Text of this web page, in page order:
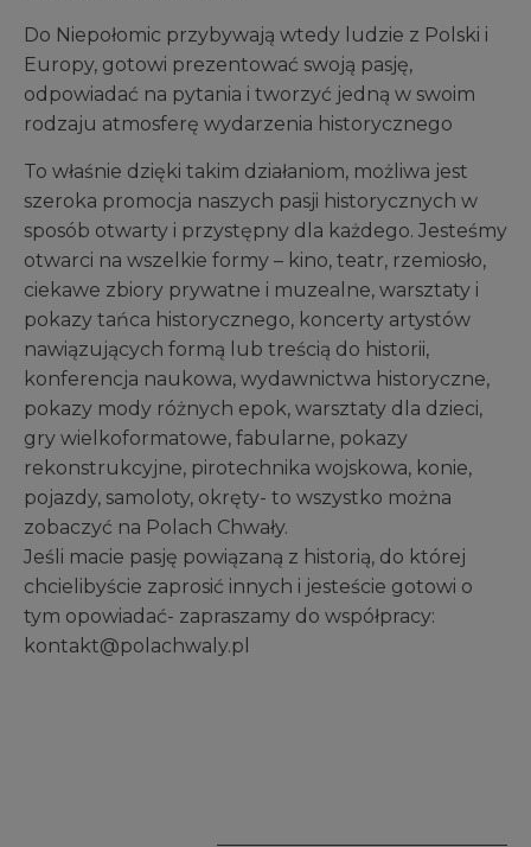
Do Niepołomic przybywają wtedy ludzie z Polski i
Europy, gotowi prezentować swoją pasję,
odpowiadać na pytania i tworzyć jedną w swoim
rodzaju atmosferę wydarzenia historycznego
To właśnie dzięki takim działaniom, możliwa jest
szeroka promocja naszych pasji historycznych w
sposób otwarty i przystępny dla każdego. Jesteśmy
otwarci na wszelkie formy – kino, teatr, rzemiosło,
ciekawe zbiory prywatne i muzealne, warsztaty i
pokazy tańca historycznego, koncerty artystów
nawiązujących formą lub treścią do historii,
konferencja naukowa, wydawnictwa historyczne,
pokazy mody różnych epok, warsztaty dla dzieci,
gry wielkoformatowe, fabularne, pokazy
rekonstrukcyjne, pirotechnika wojskowa, konie,
pojazdy, samoloty, okręty- to wszystko można
zobaczyć na Polach Chwały.
Jeśli macie pasję powiązaną z historią, do której
chcielibyście zaprosić innych i jesteście gotowi o
tym opowiadać- zapraszamy do współpracy:
kontakt@polachwaly.pl